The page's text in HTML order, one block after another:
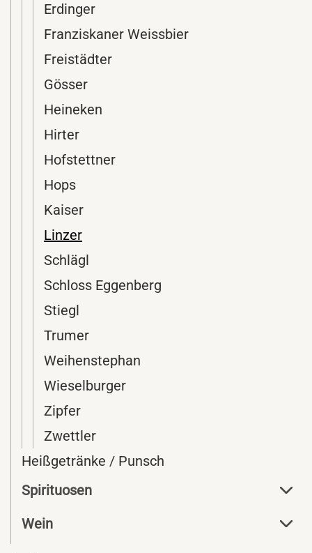
Erdinger
Franziskaner Weissbier
Freistädter
Gösser
Heineken
Hirter
Hofstettner
Hops
Kaiser
Linzer
Schlägl
Schloss Eggenberg
Stiegl
Trumer
Weihenstephan
Wieselburger
Zipfer
Zwettler
Heißgetränke / Punsch
Spirituosen
Wein